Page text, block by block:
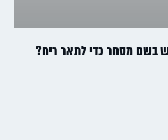
בשם מסחר כדי לתאר ריח?